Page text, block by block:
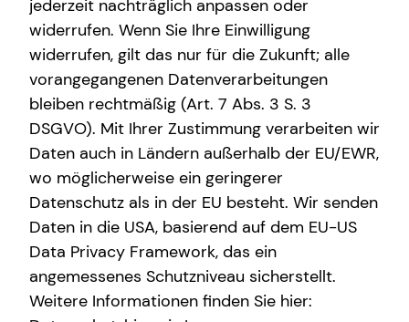
Verwalte deine Verträge, behalte deine Konten und
Depots im Überblick und stehe jederzeit mit mir in
jederzeit nachträglich anpassen oder
widerrufen. Wenn Sie Ihre Einwilligung
widerrufen, gilt das nur für die Zukunft; alle
vorangegangenen Datenverarbeitungen
bleiben rechtmäßig (Art. 7 Abs. 3 S. 3
DSGVO). Mit Ihrer Zustimmung verarbeiten wir
Daten auch in Ländern außerhalb der EU/EWR,
wo möglicherweise ein geringerer
Datenschutz als in der EU besteht. Wir senden
Daten in die USA, basierend auf dem EU-US
Data Privacy Framework, das ein
angemessenes Schutzniveau sicherstellt.
Weitere Informationen finden Sie hier: